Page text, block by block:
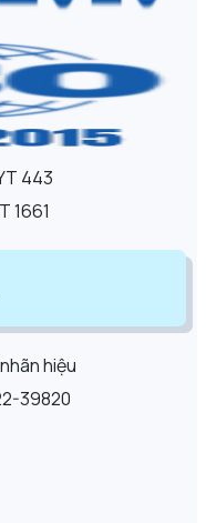
443
1661
hiệu
39820